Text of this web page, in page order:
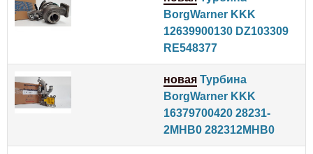
BorgWarner KKK
12639900130 DZ103309
RE548377
новая Турбина
BorgWarner KKK
16379700420 28231-
2MHB0 282312MHB0